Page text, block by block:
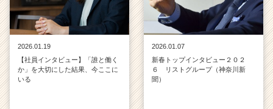
2026.01.19
【社員インタビュー】「誰と働く
か」を大切にした結果、今ここに
いる
2026.01.07
新春トップインタビュー２０２
６ リストグループ（神奈川新
聞）